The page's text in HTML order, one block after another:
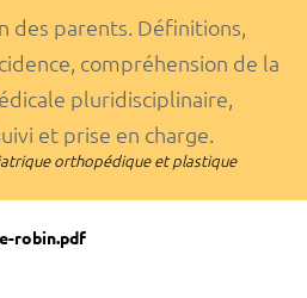
des parents. Définitions,
compréhension de la
pluridisciplinaire,
et prise en charge.
orthopédique et plastique
robin.pdf